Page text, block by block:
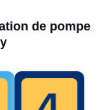
de pompe